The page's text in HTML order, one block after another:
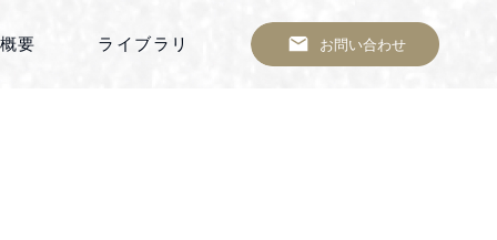
要 ライブラリ お問い合わせ